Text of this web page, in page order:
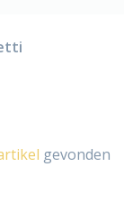
gevonden